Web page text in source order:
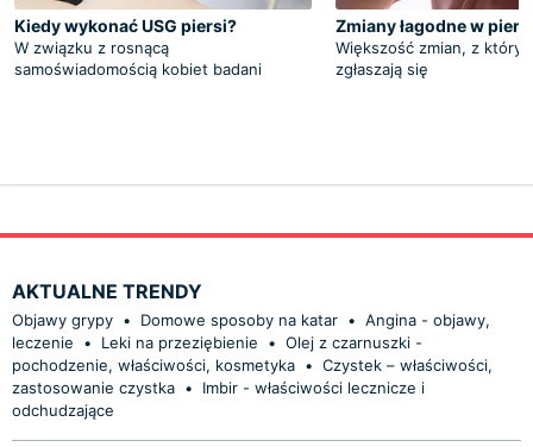
Kiedy wykonać USG piersi?
W związku z rosnącą
samoświadomością kobiet badani
Zmiany łagodne w
Większość zmian, z
zgłaszają się
AKTUALNE TRENDY
Objawy grypy • Domowe sposoby na katar • Angina - objawy,
leczenie
• Leki na przeziębienie • Olej z czarnuszki -
pochodzenie, właściwości, kosmetyka • Czystek – właściwości,
zastosowanie czystka •
Imbir - właściwości lecznicze i
odchudzające